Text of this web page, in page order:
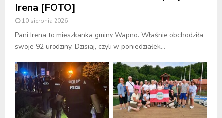
Irena [FOTO]
10 sierpnia 2026
Pani Irena to mieszkanka gminy Wapno. Właśnie obchodziła
swoje 92 urodziny. Dzisiaj, czyli w poniedziałek...